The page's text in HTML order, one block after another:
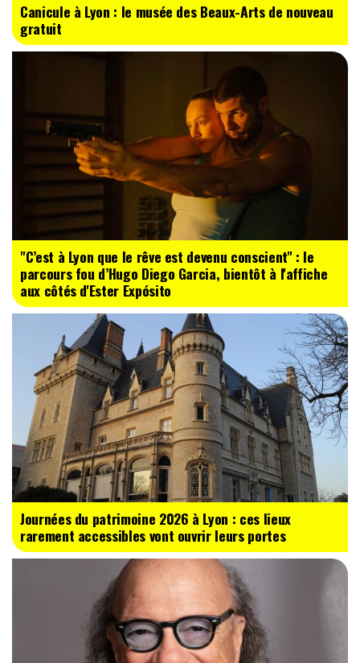
Canicule à Lyon : le musée des Beaux-Arts de nouveau
gratuit
"C’est à Lyon que le rêve est devenu conscient" : le
parcours fou d’Hugo Diego Garcia, bientôt à l'affiche
aux côtés d'Ester Expósito
Journées du patrimoine 2026 à Lyon : ces lieux
rarement accessibles vont ouvrir leurs portes